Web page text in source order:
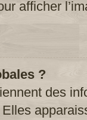
afficher
?
des